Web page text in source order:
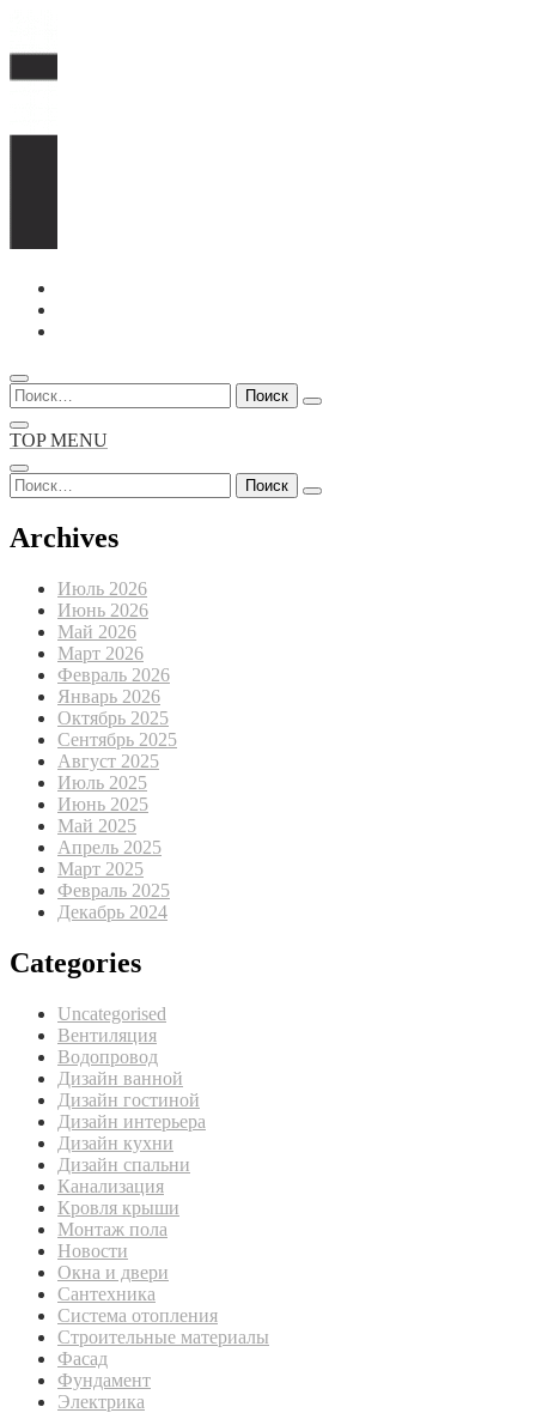
Перейти
содержимому
Найти:
TOP MENU
Найти:
Archives
Июль 2026
Июнь 2026
Май 2026
Март 2026
Февраль 2026
Январь 2026
Октябрь 2025
Сентябрь 2025
Август 2025
Июль 2025
Июнь 2025
Май 2025
Апрель 2025
Март 2025
Февраль 2025
Декабрь 2024
Categories
Uncategorised
Вентиляция
Водопровод
Дизайн ванной
Дизайн гостиной
Дизайн интерьера
Дизайн кухни
Дизайн спальни
Канализация
Кровля крыши
Монтаж пола
Новости
Окна и двери
Сантехника
Система отопления
Строительные материалы
Фасад
Фундамент
Электрика